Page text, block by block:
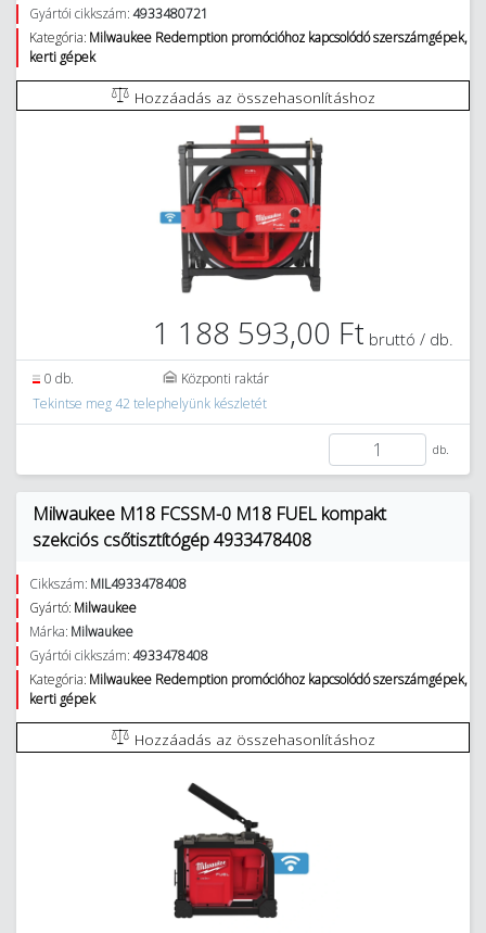
Gyártói cikkszám:4933480721
Kategória: Milwaukee Redemption promócióhoz kapcsolódó szerszámgépek,
kerti gépek
Hozzáadás az összehasonlításhoz
1 188 593,00 Ft bruttó / db.
0 db.
Központi raktár
Tekintse meg 42 telephelyünk készletét
db.
Milwaukee M18 FCSSM-0 M18 FUEL kompakt
szekciós csőtisztítógép 4933478408
Cikkszám: MIL4933478408
Gyártó: Milwaukee
Márka: Milwaukee
Gyártói cikkszám:4933478408
Kategória: Milwaukee Redemption promócióhoz kapcsolódó szerszámgépek,
kerti gépek
Hozzáadás az összehasonlításhoz